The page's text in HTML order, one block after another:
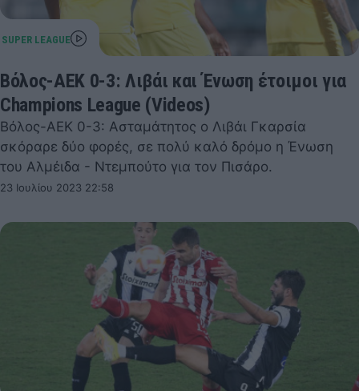
Βόλος-ΑΕΚ 0-3: Λιβάι και Ένωση έτοιμοι για
Champions League (Videos)
Βόλος-ΑΕΚ 0-3: Ασταμάτητος ο Λιβάι Γκαρσία
σκόραρε δύο φορές, σε πολύ καλό δρόμο η Ένωση
του Αλμέιδα - Ντεμπούτο για τον Πισάρο.
23 Ιουλίου 2023 22:58